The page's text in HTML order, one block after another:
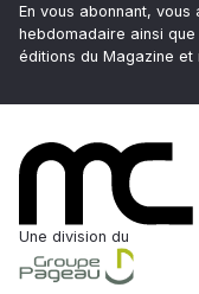
En vous abonnant,
hebdomadaire ainsi
éditions du Magazine et
Une division du